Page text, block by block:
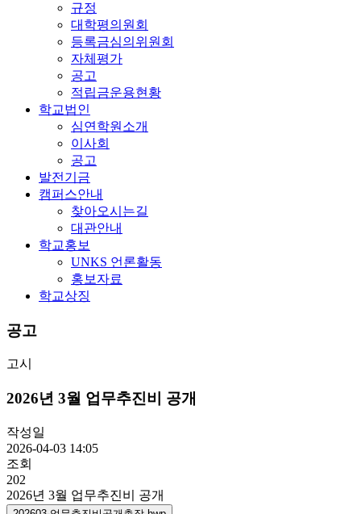
규정
대학평의원회
등록금심의위원회
자체평가
공고
적립금운용현황
학교법인
심연학원소개
이사회
공고
발전기금
캠퍼스안내
찾아오시는길
대관안내
학교홍보
UNKS 언론활동
홍보자료
학교상징
공고
고시
2026년 3월 업무추진비 공개
작성일
2026-04-03 14:05
조회
202
2026년 3월 업무추진비 공개